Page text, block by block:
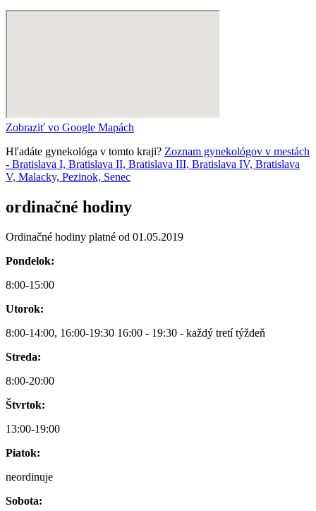
Zobraziť vo Google Mapách
Hľadáte gynekológa v tomto kraji? Zoznam gynekológov v mestách
- Bratislava I, Bratislava II, Bratislava III, Bratislava IV, Bratislava
V, Malacky, Pezinok, Senec
ordinačné hodiny
Ordinačné hodiny platné od 01.05.2019
Pondelok:
8:00-15:00
Utorok:
8:00-14:00, 16:00-19:30 16:00 - 19:30 - každý tretí týždeň
Streda:
8:00-20:00
Štvrtok:
13:00-19:00
Piatok:
neordinuje
Sobota: